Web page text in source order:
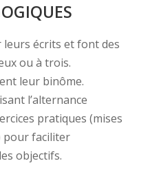
écrits et font des
ou à trois.
leur binôme.
l’alternance
pratiques (mises
pour faciliter
objectifs.